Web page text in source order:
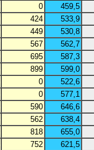
0
459,5
424
533,9
449
530,8
567
562,7
695
587,3
899
599,0
0
522,6
0
577,1
590
646,6
562
638,4
818
655,0
752
621,5